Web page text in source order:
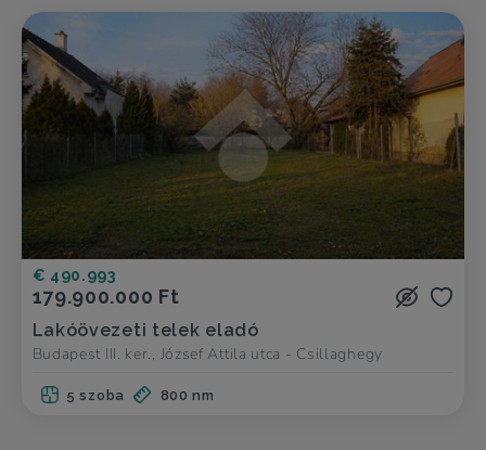
€ 490.993
179.900.000 Ft
Lakóövezeti telek eladó
Budapest III. ker., József Attila utca - Csillaghegy
5 szoba 800 nm